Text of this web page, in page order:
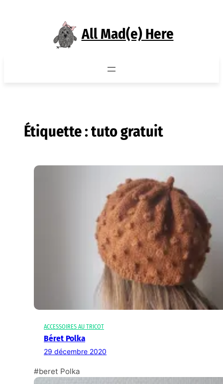
All Mad(e) Here
Étiquette :tuto gratuit
ACCESSOIRES AU TRICOT
Béret Polka
29 décembre 2020
#beret Polka